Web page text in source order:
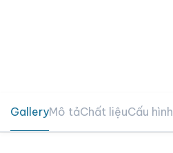
GalleryMô tảChất liệuCấu hình